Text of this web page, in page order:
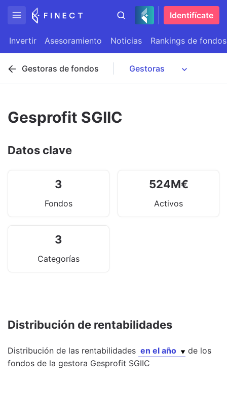
Identifícate
Invertir Asesoramiento Noticias Rankings de fondos
Gestoras de fondos
Gesprofit SGIIC
Datos clave
3
Fondos
524M€
Activos
3
Categorías
Distribución de rentabilidades
Distribución de las rentabilidades en el año
de los
fondos de la gestora Gesprofit SGIIC